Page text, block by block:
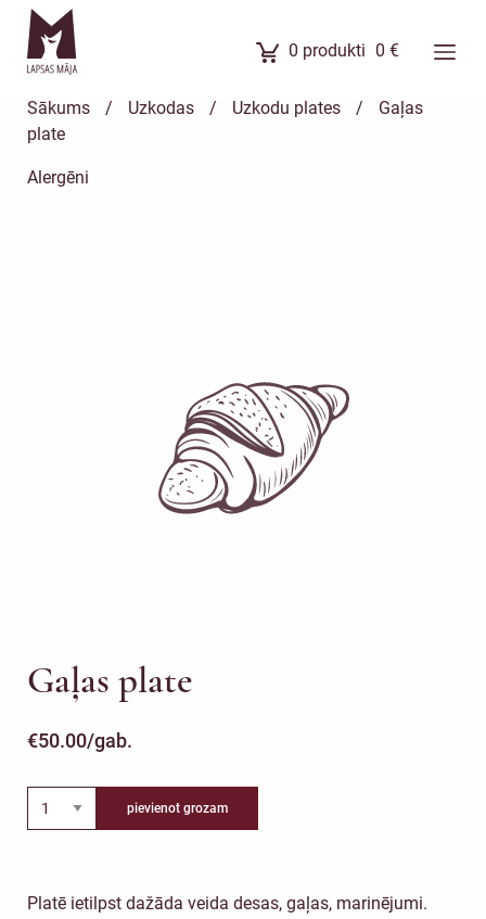
0 produkti 0 €
Ēdienkarte
Sākums / Uzkodas / Uzkodu plates /
Gaļas
plate
Alergēni
Gaļas plate
€50.00/gab.
pievienot grozam
Platē ietilpst dažāda veida desas, gaļas, marinējumi.